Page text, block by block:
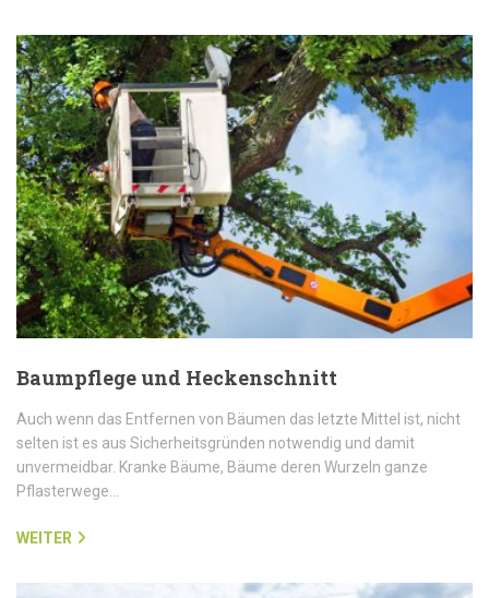
Baumpflege und Heckenschnitt
Auch wenn das Entfernen von Bäumen das letzte Mittel ist, nicht
selten ist es aus Sicherheitsgründen notwendig und damit
unvermeidbar. Kranke Bäume, Bäume deren Wurzeln ganze
Pflasterwege…
WEITER